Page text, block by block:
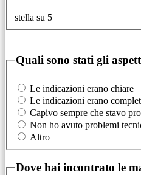
stella su 5
Quali sono stati gli
Le indicazioni erano chiare
Le indicazioni erano
Capivo sempre che stavo
Non ho avuto problemi
Altro
Dove hai incontrato le